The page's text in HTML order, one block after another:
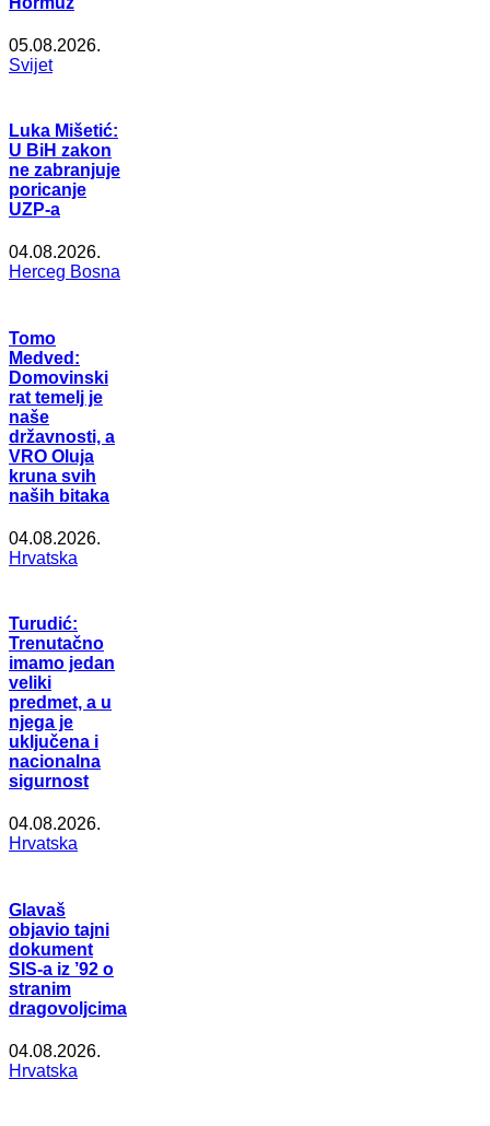
05.08.2026.
Svijet
Luka Mišetić:
U BiH zakon
ne zabranjuje
poricanje
UZP-a
04.08.2026.
Herceg Bosna
Tomo
Medved:
Domovinski
rat temelj je
naše
državnosti, a
VRO Oluja
kruna svih
naših bitaka
04.08.2026.
Hrvatska
Turudić:
Trenutačno
imamo jedan
veliki
predmet, a u
njega je
uključena i
nacionalna
sigurnost
04.08.2026.
Hrvatska
Glavaš
objavio tajni
dokument
SIS-a iz ’92 o
stranim
dragovoljcima
04.08.2026.
Hrvatska